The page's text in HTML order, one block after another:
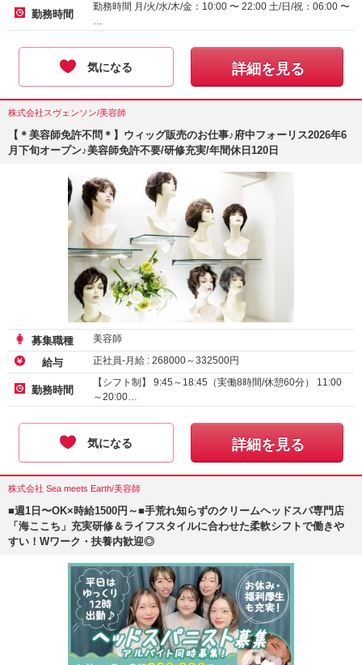
勤務時間
勤務時間 月/火/水/木/金：10:00 〜 22:00 土/日/祝：06:00 〜
…
気になる 詳細を見る
株式会社スヴェンソン/美容師
【＊美容師免許不問＊】ウィッグ販売のお仕事♪府中フォーリス2026年6
月下旬オープン♪美容師免許不要/研修充実/年間休日120日
募集職種 美容師
給与 正社員-月給 : 268000～332500円
勤務時間
【シフト制】 9:45～18:45（実働8時間/休憩60分） 11:00
～20:00…
気になる 詳細を見る
株式会社 Sea meets Earth/美容師
■週1日〜OK×時給1500円～■手荒れ知らずのクリームヘッドスパ専門店
「海ここち」充実研修＆ライフスタイルに合わせた柔軟シフトで働きや
すい！Wワーク・扶養内歓迎◎